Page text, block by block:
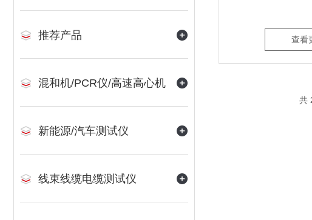
推荐产品
混和机/PCR仪/高速高心机
新能源/汽车测试仪
线束线缆电缆测试仪
查看
共